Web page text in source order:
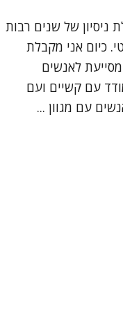
ניסיון של שנים רבות
כיום אני מקבלת
לאנשים
עם קשיים ועם
עם מגוון ...